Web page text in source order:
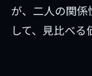
が、二人の関
して、見比べる